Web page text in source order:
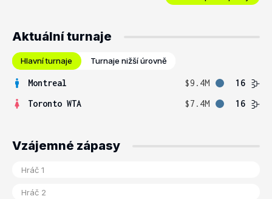
Aktuální turnaje
Hlavní turnaje Turnaje nižší úrovně
Montreal $9.4M
16
Toronto WTA
$7.4M 16
Vzájemné zápasy